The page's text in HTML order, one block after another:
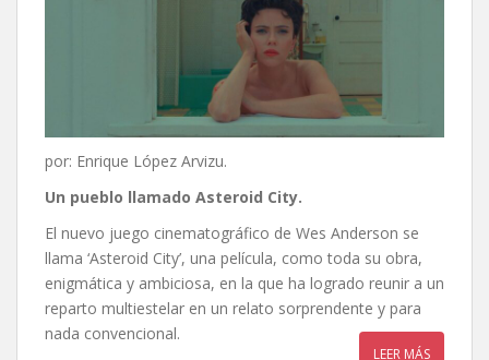
por: Enrique López Arvizu.
Un pueblo llamado Asteroid City.
El nuevo juego cinematográfico de Wes Anderson se
llama ‘Asteroid City’, una película, como toda su obra,
enigmática y ambiciosa, en la que ha logrado reunir a un
reparto multiestelar en un relato sorprendente y para
nada convencional.
LEER MÁS